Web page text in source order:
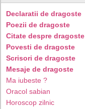
Declaratii de dragoste
Poezii de dragoste
Citate despre dragoste
Povesti de dragoste
Scrisori de dragoste
Mesaje de dragoste
Ma iubeste ?
Oracol sabian
Horoscop zilnic